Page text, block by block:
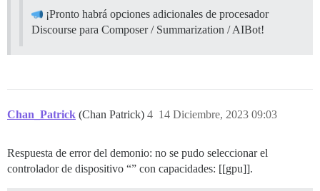
¡Pronto habrá opciones adicionales de procesador
Discourse para Composer / Summarization / AIBot!
Chan_Patrick (Chan Patrick) 14 Diciembre, 2023 09:03
4
Respuesta de error del demonio: no se pudo seleccionar el
controlador de dispositivo “” con capacidades: [[gpu]].